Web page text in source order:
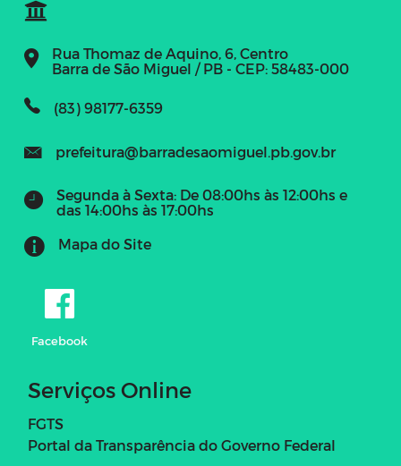
Rua Thomaz de Aquino, 6, Centro
Barra de São Miguel / PB - CEP: 58483-000
(83) 98177-6359
prefeitura@barradesaomiguel.pb.gov.br
Segunda à Sexta: De 08:00hs às 12:00hs e
das 14:00hs às 17:00hs
Mapa do Site
Facebook
Serviços Online
FGTS
Portal da Transparência do Governo Federal